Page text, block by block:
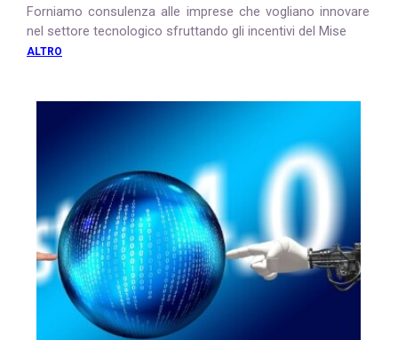
Forniamo consulenza alle imprese che vogliano innovare
nel settore tecnologico sfruttando gli incentivi del Mise
ALTRO